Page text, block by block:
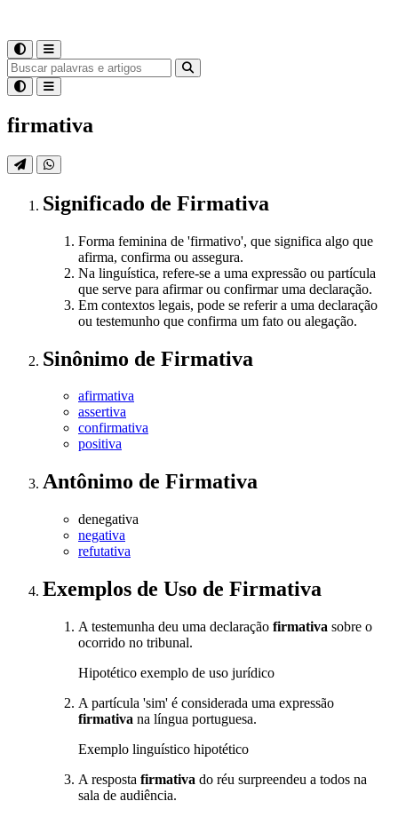
firmativa
Significado de Firmativa
Forma feminina de 'firmativo', que significa algo que
afirma, confirma ou assegura.
Na linguística, refere-se a uma expressão ou partícula
que serve para afirmar ou confirmar uma declaração.
Em contextos legais, pode se referir a uma declaração
ou testemunho que confirma um fato ou alegação.
Sinônimo de Firmativa
afirmativa
assertiva
confirmativa
positiva
Antônimo de Firmativa
denegativa
negativa
refutativa
Exemplos de Uso de Firmativa
A testemunha deu uma declaração firmativa sobre o
ocorrido no tribunal.
Hipotético exemplo de uso jurídico
A partícula 'sim' é considerada uma expressão
firmativa na língua portuguesa.
Exemplo linguístico hipotético
A resposta firmativa do réu surpreendeu a todos na
sala de audiência.